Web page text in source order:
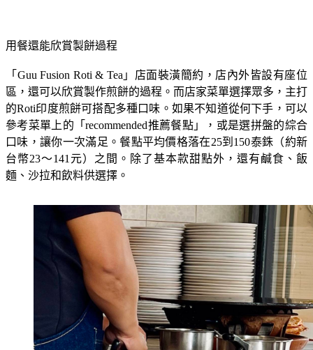
用餐還能欣賞製餅過程
「Guu Fusion Roti & Tea」店面裝潢簡約，店內外皆設有座位
區，還可以欣賞製作煎餅的過程。而店家菜單選擇眾多，主打
的Roti印度煎餅可搭配多種口味。如果不知道從何下手，可以
參考菜單上的「recommended推薦餐點」，或是選拼盤的綜合
口味，讓你一次滿足。餐點平均價格落在25到150泰銖（約新
台幣23～141元）之間。除了基本款甜點外，還有鹹食、飯
麵、沙拉和飲料供選擇。